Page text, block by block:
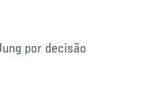
por decisão